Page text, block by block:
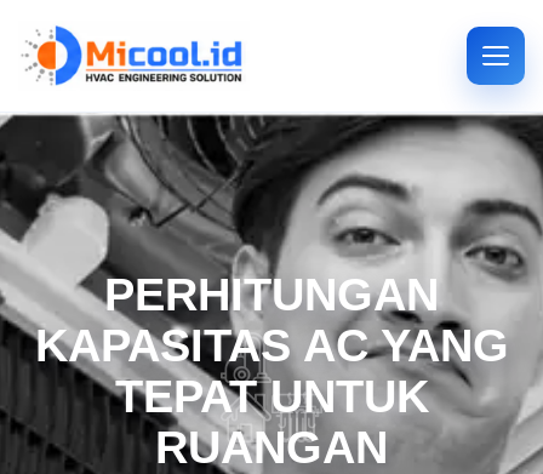
PERHITUNGAN
KAPASITAS AC YANG
TEPAT UNTUK
RUANGAN